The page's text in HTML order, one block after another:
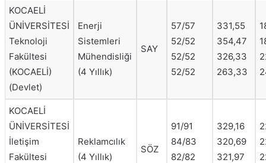
KOCAELİ
ÜNİVERSİTESİ
Teknoloji
Fakültesi
(KOCAELİ)
(Devlet)
Enerji
Sistemleri
Mühendisliği
(4 Yıllık)
SAY
57/57
52/52
52/52
52/52
331,55
354,47
326,33
263,33
KOCAELİ
ÜNİVERSİTESİ
İletişim
Fakültesi
Reklamcılık
(4 Yıllık)
SÖZ
91/91
84/83
82/82
329,16
320,69
321,97